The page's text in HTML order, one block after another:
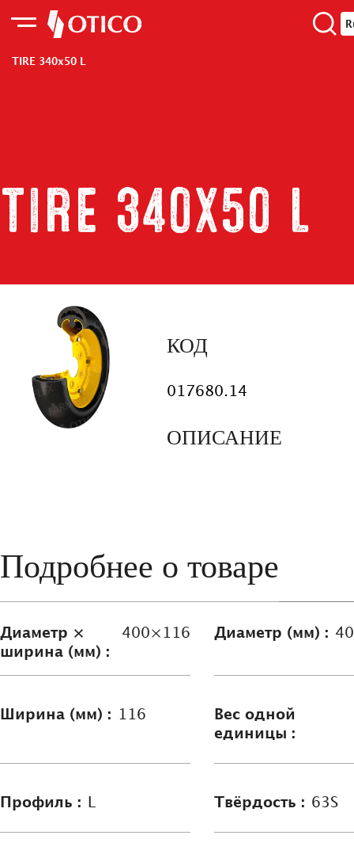
TIRE 340x50 L
TIRE 340x50 L
КОД
017680.14
ОПИСАНИЕ
Подробнее о товаре
Диаметр ×
ширина (мм) :
400×116 Диаметр (мм) :
Ширина (мм) : 116
Вес одной
единицы :
Профиль : Твёрдость : 63S